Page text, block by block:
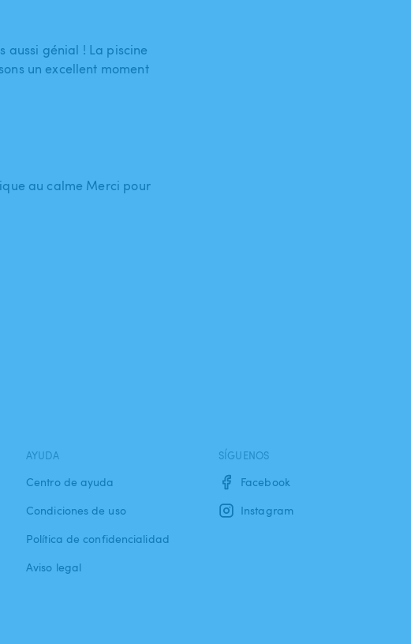
aussi génial ! La piscine
un excellent moment
au calme Merci pour
AYUDA
Centro de ayuda
Condiciones de uso
Política de confidencialidad
Aviso legal
SÍGUENOS
Facebook
Instagram